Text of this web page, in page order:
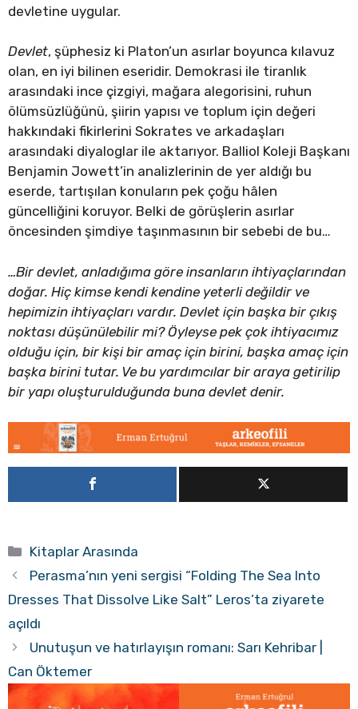
devletine uygular.
Devlet, şüphesiz ki Platon’un asırlar boyunca kılavuz
olan, en iyi bilinen eseridir. Demokrasi ile tiranlık
arasındaki ince çizgiyi, mağara alegorisini, ruhun
ölümsüzlüğünü, şiirin yapısı ve toplum için değeri
hakkındaki fikirlerini Sokrates ve arkadaşları
arasındaki diyaloglar ile aktarıyor. Balliol Koleji Başkanı
Benjamin Jowett’in analizlerinin de yer aldığı bu
eserde, tartışılan konuların pek çoğu hâlen
güncelliğini koruyor. Belki de görüşlerin asırlar
öncesinden şimdiye taşınmasının bir sebebi de bu…
…Bir devlet, anladığıma göre insanların ihtiyaçlarından
doğar. Hiç kimse kendi kendine yeterli değildir ve
hepimizin ihtiyaçları vardır. Devlet için başka bir çıkış
noktası düşünülebilir mi? Öyleyse pek çok ihtiyacımız
olduğu için, bir kişi bir amaç için birini, başka amaç için
başka birini tutar. Ve bu yardımcılar bir araya getirilip
bir yapı oluşturulduğunda buna devlet denir.
Kategoriler
Kitaplar Arasında
Perasma’nın yeni sergisi “Folding The Sea Into
Dresses That Dissolve Like Salt” Leros’ta ziyarete
açıldı
Unutuşun ve hatırlayışın romanı: Sarı Kehribar |
Can Öktemer